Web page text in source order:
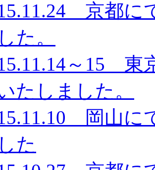
京都に
た。
～15 東
たしました。
岡山に
た